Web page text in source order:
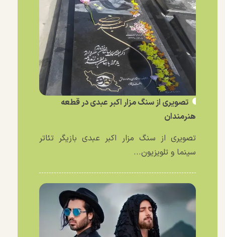
تصویری از سنگ مزار اکبر عبدی در قطعه
هنرمندان
تصویری از سنگ مزار اکبر عبدی بازیگر تئاتر
سینما و تلویزیون...